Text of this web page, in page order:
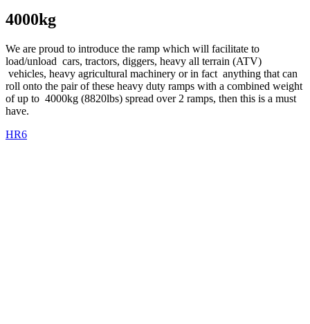
4000kg
We are proud to introduce the ramp which will facilitate to
load/unload cars, tractors, diggers, heavy all terrain (ATV)
vehicles, heavy agricultural machinery or in fact anything that can
roll onto the pair of these heavy duty ramps with a combined weight
of up to 4000kg (8820lbs) spread over 2 ramps, then this is a must
have.
HR6